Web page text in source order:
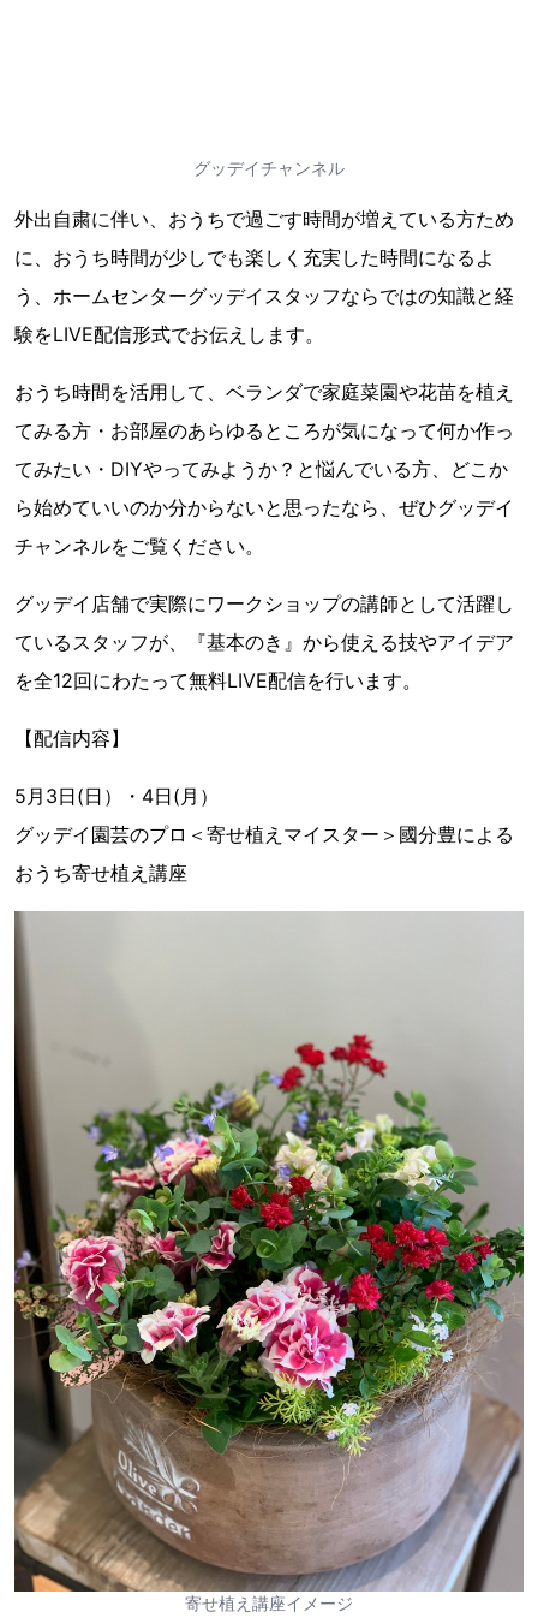
グッデイチャンネル
外出自粛に伴い、おうちで過ごす時間が増えている方ため
に、おうち時間が少しでも楽しく充実した時間になるよ
う、ホームセンターグッデイスタッフならではの知識と経
験をLIVE配信形式でお伝えします。
おうち時間を活用して、ベランダで家庭菜園や花苗を植え
てみる方・お部屋のあらゆるところが気になって何か作っ
てみたい・DIYやってみようか？と悩んでいる方、どこか
ら始めていいのか分からないと思ったなら、ぜひグッデイ
チャンネルをご覧ください。
グッデイ店舗で実際にワークショップの講師として活躍し
ているスタッフが、『基本のき』から使える技やアイデア
を全12回にわたって無料LIVE配信を行います。
【配信内容】
5月3日(日）・4日(月）
グッデイ園芸のプロ＜寄せ植えマイスター＞國分豊による
おうち寄せ植え講座
寄せ植え講座イメージ